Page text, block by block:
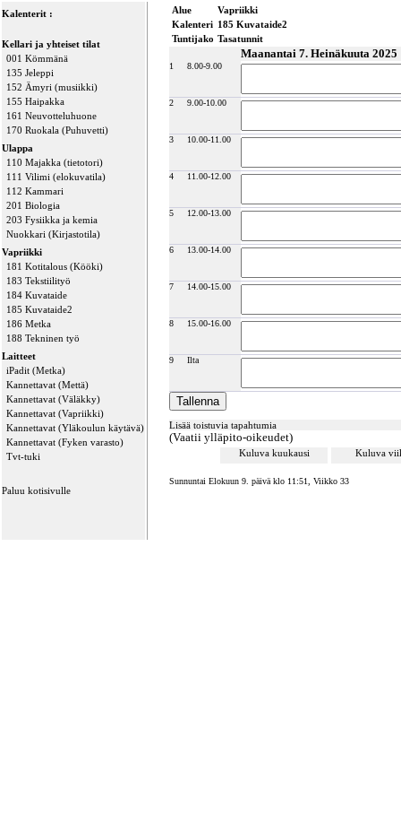
Kalenterit :
Kellari ja yhteiset tilat
001 Kömmänä
135 Jeleppi
152 Ämyri (musiikki)
155 Haipakka
161 Neuvotteluhuone
170 Ruokala (Puhuvetti)
Ulappa
110 Majakka (tietotori)
111 Vilimi (elokuvatila)
112 Kammari
201 Biologia
203 Fysiikka ja kemia
Nuokkari (Kirjastotila)
Vapriikki
181 Kotitalous (Kööki)
183 Tekstiilityö
184 Kuvataide
185 Kuvataide2
186 Metka
188 Tekninen työ
Laitteet
iPadit (Metka)
Kannettavat (Mettä)
Kannettavat (Väläkky)
Kannettavat (Vapriikki)
Kannettavat (Yläkoulun käytävä)
Kannettavat (Fyken varasto)
Tvt-tuki
Paluu kotisivulle
Alue
Vapriikki
Kalenteri 185 Kuvataide2
Tuntijako Tasatunnit
Maanantai 7. Heinäkuuta 2025
1 8.00-9.00
2 9.00-10.00
3 10.00-11.00
4 11.00-12.00
5 12.00-13.00
6 13.00-14.00
7 14.00-15.00
8 15.00-16.00
9 Ilta
Lisää toistuvia tapahtumia
(Vaatii ylläpito-oikeudet)
Kuluva kuukausi Kuluva
Sunnuntai Elokuun 9. päivä klo 11:51, Viikko 33